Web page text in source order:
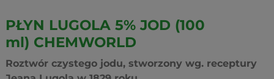
PŁYN LUGOLA 5% JOD (100
ml) CHEMWORLD
Roztwór czystego jodu, stworzony wg. receptury